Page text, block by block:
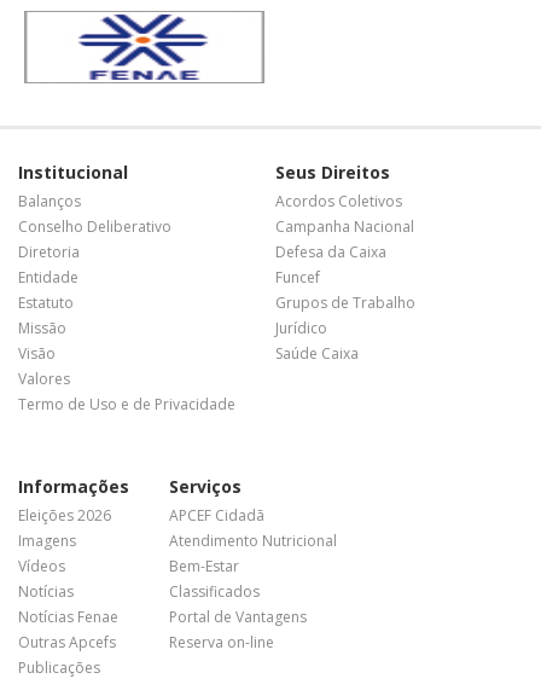
Institucional
Balanços
Conselho Deliberativo
Diretoria
Entidade
Estatuto
Missão
Visão
Valores
Termo de Uso e de Privacidade
Seus Direitos
Acordos Coletivos
Campanha Nacional
Defesa da Caixa
Funcef
Grupos de Trabalho
Jurídico
Saúde Caixa
Informações
Eleições 2026
Imagens
Vídeos
Notícias
Notícias Fenae
Outras Apcefs
Publicações
Serviços
APCEF Cidadã
Atendimento Nutricional
Bem-Estar
Classificados
Portal de Vantagens
Reserva on-line